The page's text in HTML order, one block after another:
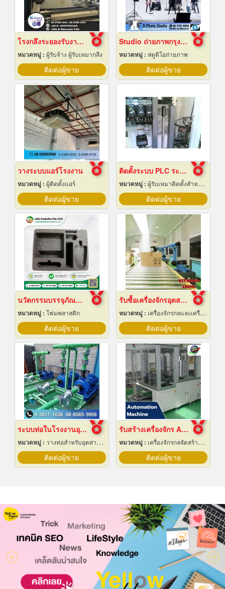
โรงกลึงระยองรับงานผลิตด่วน
หมวดหมู่ : ผู้รับจ้าง ผู้รับเหมากลึง
ติดต่อผู้ขาย
Studio ถ่ายภาพกรุงเทพ
หมวดหมู่ : สตูดิโอถ่ายภาพ
ติดต่อผู้ขาย
วางระบบแอร์โรงงาน
หมวดหมู่ : ผู้ติดตั้งแอร์
ติดต่อผู้ขาย
ติดตั้งระบบ PLC ระยอง
หมวดหมู่ : ผู้รับเหมาติดตั้งสำหรับบ้านและโรงงานไฟฟ้า
ติดต่อผู้ขาย
นวัตกรรมบรรจุภัณฑ์ Epe Foam
หมวดหมู่ : โฟมพลาสติก
ติดต่อผู้ขาย
รับซื้อเครื่องจักรอุตสาหกรรมมือสอง
หมวดหมู่ : เครื่องจักรกลและเครื่องมือกล
ติดต่อผู้ขาย
ระบบท่อในโรงงานอุตสาหกรรม
หมวดหมู่ : วางท่อสำหรับอุตสาหกรรมท่อ
ติดต่อผู้ขาย
รับสร้างเครื่องจักร Automation ปทุมธานี
หมวดหมู่ : เครื่องจักรกลจัดสร้างตามสั่ง
ติดต่อผู้ขาย